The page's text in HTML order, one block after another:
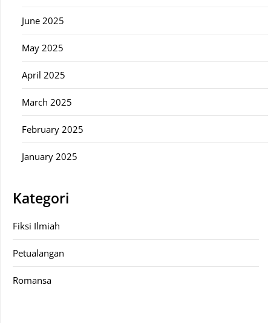
June 2025
May 2025
April 2025
March 2025
February 2025
January 2025
Kategori
Fiksi Ilmiah
Petualangan
Romansa